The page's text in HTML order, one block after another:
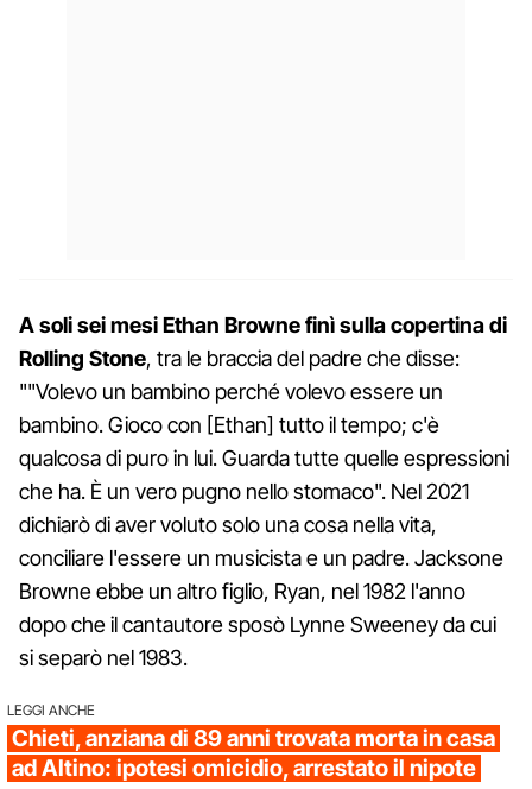
A soli sei mesi Ethan Browne finì sulla copertina di
Rolling Stone, tra le braccia del padre che disse:
""Volevo un bambino perché volevo essere un
bambino. Gioco con [Ethan] tutto il tempo; c'è
qualcosa di puro in lui. Guarda tutte quelle espressioni
che ha. È un vero pugno nello stomaco". Nel 2021
dichiarò di aver voluto solo una cosa nella vita,
conciliare l'essere un musicista e un padre. Jacksone
Browne ebbe un altro figlio, Ryan, nel 1982 l'anno
dopo che il cantautore sposò Lynne Sweeney da cui
si separò nel 1983.
LEGGI ANCHE
Chieti, anziana di 89 anni trovata morta in casa
ad Altino: ipotesi omicidio, arrestato il nipote